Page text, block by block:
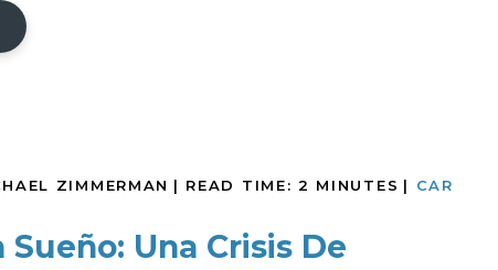
ZIMMERMAN | READ TIME: 2 MINUTES | CAR
Sueño: Una Crisis De